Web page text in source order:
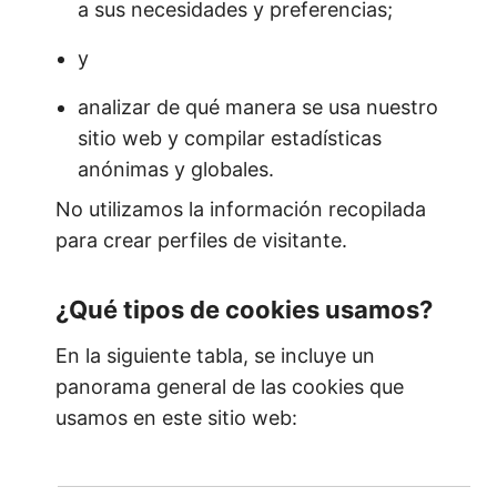
a sus necesidades y preferencias;
y
analizar de qué manera se usa nuestro
sitio web y compilar estadísticas
anónimas y globales.
No utilizamos la información recopilada
para crear perfiles de visitante.
¿Qué tipos de cookies usamos?
En la siguiente tabla, se incluye un
panorama general de las cookies que
usamos en este sitio web: